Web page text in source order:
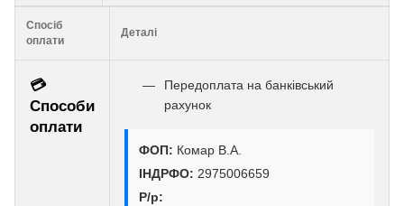
Спосіб
оплати
Деталі
💳
Способи
оплати
Передоплата на банківський
рахунок
ФОП: Комар В.А.
ІНДРФО: 2975006659
Р/р: